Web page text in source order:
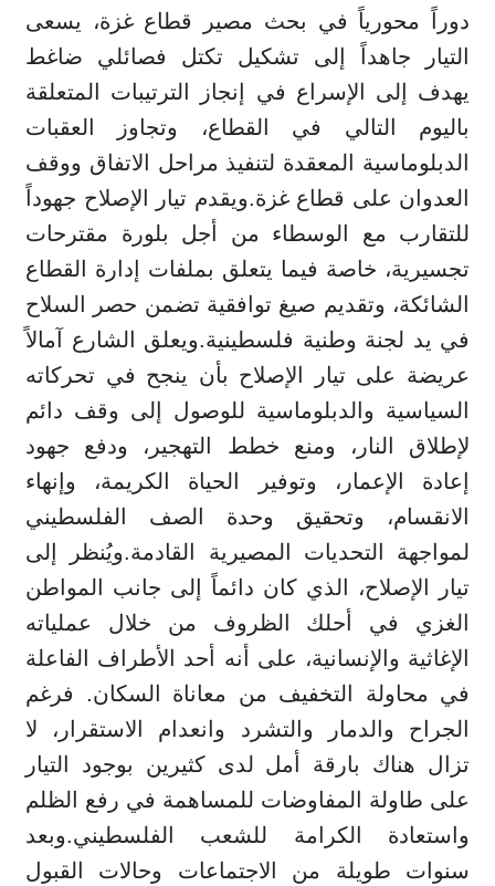
دوراً محورياً في بحث مصير قطاع غزة، يسعى
التيار جاهداً إلى تشكيل تكتل فصائلي ضاغط
يهدف إلى الإسراع في إنجاز الترتيبات المتعلقة
باليوم التالي في القطاع، وتجاوز العقبات
الدبلوماسية المعقدة لتنفيذ مراحل الاتفاق ووقف
العدوان على قطاع غزة.ويقدم تيار الإصلاح جهوداً
للتقارب مع الوسطاء من أجل بلورة مقترحات
تجسيرية، خاصة فيما يتعلق بملفات إدارة القطاع
الشائكة، وتقديم صيغ توافقية تضمن حصر السلاح
في يد لجنة وطنية فلسطينية.ويعلق الشارع آمالاً
عريضة على تيار الإصلاح بأن ينجح في تحركاته
السياسية والدبلوماسية للوصول إلى وقف دائم
لإطلاق النار، ومنع خطط التهجير، ودفع جهود
إعادة الإعمار، وتوفير الحياة الكريمة، وإنهاء
الانقسام، وتحقيق وحدة الصف الفلسطيني
لمواجهة التحديات المصيرية القادمة.ويُنظر إلى
تيار الإصلاح، الذي كان دائماً إلى جانب المواطن
الغزي في أحلك الظروف من خلال عملياته
الإغاثية والإنسانية، على أنه أحد الأطراف الفاعلة
في محاولة التخفيف من معاناة السكان. فرغم
الجراح والدمار والتشرد وانعدام الاستقرار، لا
تزال هناك بارقة أمل لدى كثيرين بوجود التيار
على طاولة المفاوضات للمساهمة في رفع الظلم
واستعادة الكرامة للشعب الفلسطيني.وبعد
سنوات طويلة من الاجتماعات وحالات القبول